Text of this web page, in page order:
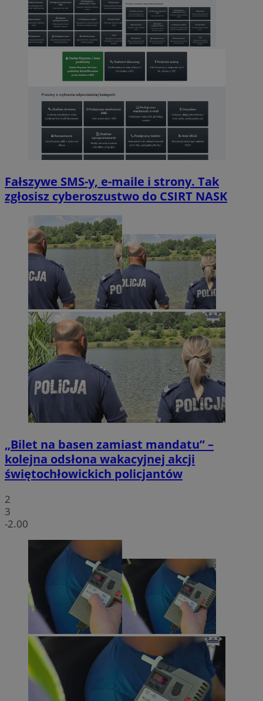
Fałszywe SMS-y, e-maile i strony. Tak
zgłosisz cyberoszustwo do CSIRT NASK
„Bilet na basen zamiast mandatu” –
kolejna odsłona wakacyjnej akcji
świętochłowickich policjantów
2
3
-2.00